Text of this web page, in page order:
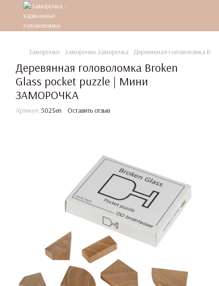
Заморочки Заморочки Заморочка Деревянная головоломка
Деревянная головоломка Broken
Glass pocket puzzle | Мини
ЗАМОРОЧКА
Артикул: 5023en Оставить отзыв